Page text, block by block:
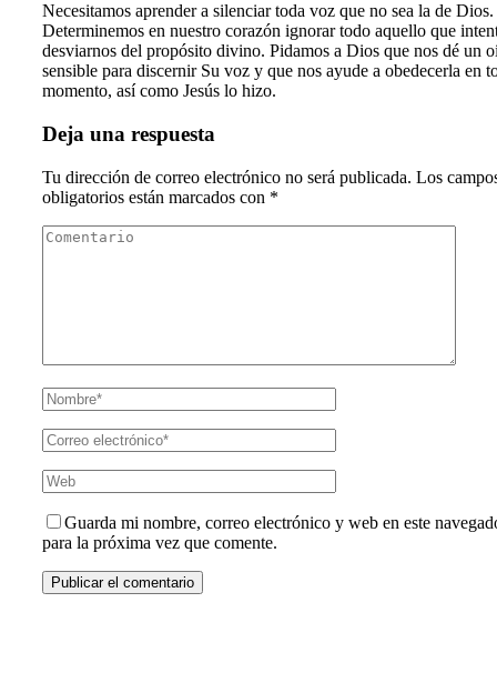
Necesitamos aprender a silenciar toda voz que no sea la de Dios.
Determinemos en nuestro corazón ignorar todo aquello que
desviarnos del propósito divino. Pidamos a Dios que nos dé un
sensible para discernir Su voz y que nos ayude a obedecerla en
momento, así como Jesús lo hizo.
Deja una respuesta
Tu dirección de correo electrónico no será publicada. Los
obligatorios están marcados con *
Guarda mi nombre, correo electrónico y web en este
para la próxima vez que comente.